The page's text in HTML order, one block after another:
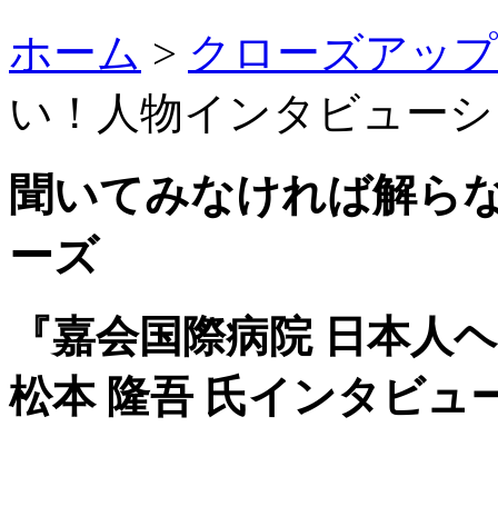
ホーム > クローズアップ
い！人物インタビュー
聞いてみなければ解ら
ーズ
『嘉会国際病院 日本
松本 隆吾 氏インタビュ